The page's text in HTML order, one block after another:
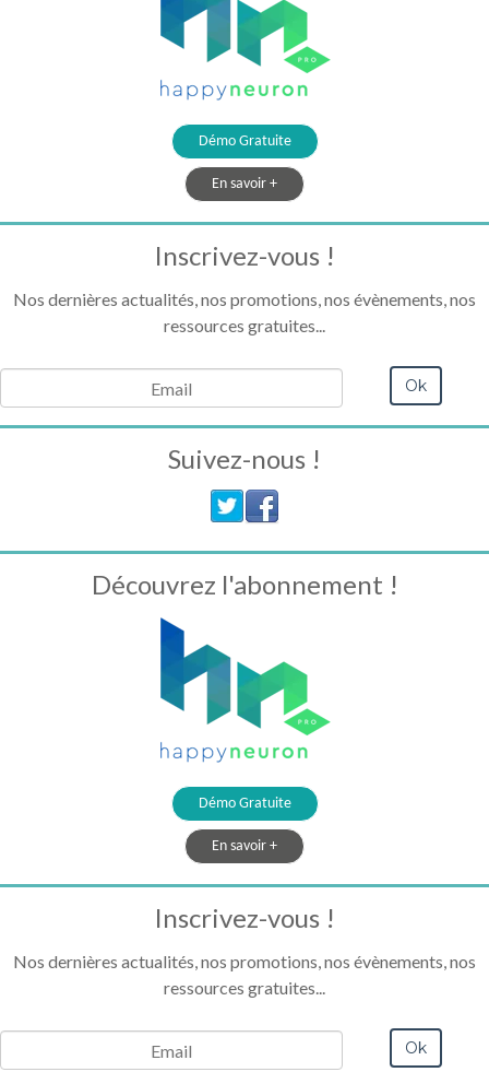
Démo Gratuite
En savoir +
Inscrivez-vous !
Nos dernières actualités, nos promotions, nos évènements, nos
ressources gratuites...
Suivez-nous !
Découvrez l'abonnement !
Démo Gratuite
En savoir +
Inscrivez-vous !
Nos dernières actualités, nos promotions, nos évènements, nos
ressources gratuites...